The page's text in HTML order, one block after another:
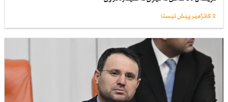
2 کاتژمێر پێش ئێستا